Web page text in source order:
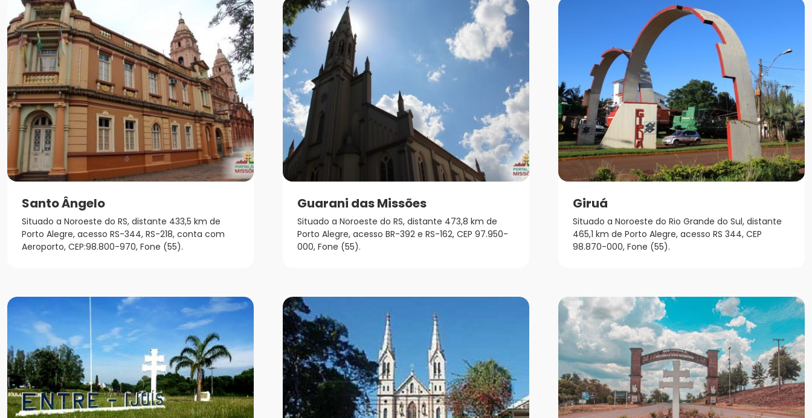
Santo Ângelo
Situado a Noroeste do RS, distante 433,5 km de
Porto Alegre, acesso RS-344, RS-218, conta com
Aeroporto, CEP:98.800-970, Fone (55).
Guarani das Missões
Situado a Noroeste do RS, distante 473,8 km de
Porto Alegre, acesso BR-392 e RS-162, CEP 97.950-
000, Fone (55).
Giruá
Situado a Noroeste do Rio Grande do Sul, distante
465,1 km de Porto Alegre, acesso RS 344, CEP
98.870-000, Fone (55).